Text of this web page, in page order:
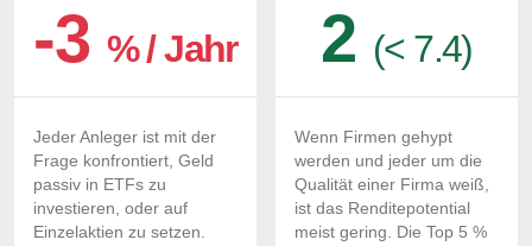
-3 % / Jahr
Jeder Anleger ist mit der
Frage konfrontiert, Geld
passiv in ETFs zu
investieren, oder auf
Einzelaktien zu setzen.
2 (< 7.4)
Wenn Firmen gehypt
werden und jeder um die
Qualität einer Firma weiß,
ist das Renditepotential
meist gering. Die Top 5 %